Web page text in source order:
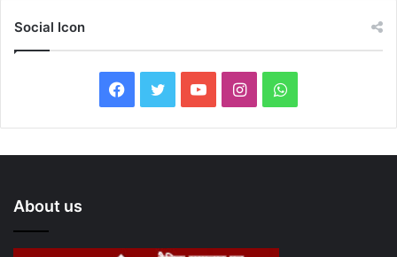
Social Icon
a
c
w
i
o
u
I
n
s
W
h
a
About us